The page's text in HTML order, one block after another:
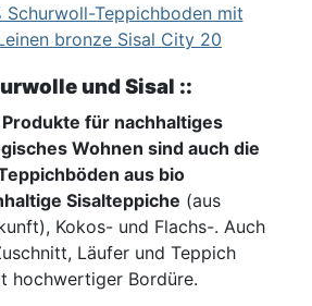
und Sisal ::
für nachhaltiges
Wohnen sind auch die
aus bio
Sisalteppiche (aus
Kokos- und Flachs-. Auch
Läufer und Teppich
hochwertiger Bordüre.